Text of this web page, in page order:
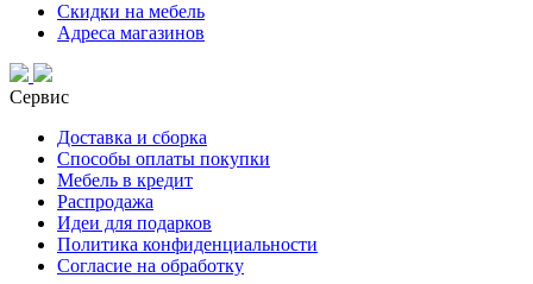
Скидки на мебель
Адреса магазинов
Сервис
Доставка и сборка
Способы оплаты покупки
Мебель в кредит
Распродажа
Идеи для подарков
Политика конфиденциальности
Согласие на обработку